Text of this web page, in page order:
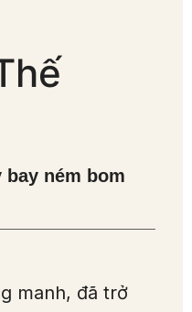
bay ném bom
manh, đã trở